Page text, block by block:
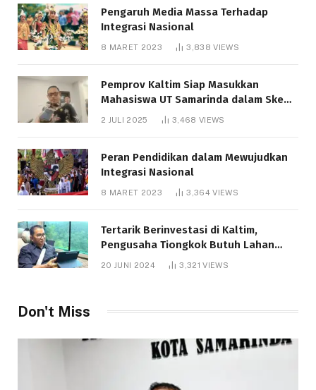
Pengaruh Media Massa Terhadap
Integrasi Nasional
8 MARET 2023 3,838VIEWS
Pemprov Kaltim Siap Masukkan
Mahasiswa UT Samarinda dalam Skema
Bantuan Pendidikan Gratispol
2 JULI 2025 3,468 VIEWS
Peran Pendidikan dalam Mewujudkan
Integrasi Nasional
8 MARET 2023 3,364VIEWS
Tertarik Berinvestasi di Kaltim,
Pengusaha Tiongkok Butuh Lahan
20 JUNI 2024 3,321VIEWS
Don't Miss